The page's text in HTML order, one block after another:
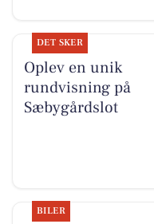
DET SKER
Oplev en unik
rundvisning på
Sæbygårdslot
BILER